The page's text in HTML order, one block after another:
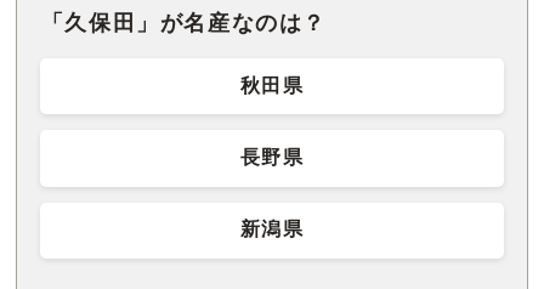
「久保田」が名産なのは？
秋田県
長野県
新潟県